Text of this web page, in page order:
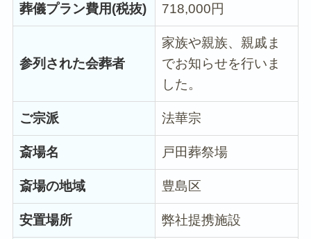
葬儀プラン費用(税抜) 718,000円︎
参列された会葬者
家族や親族、親戚ま
でお知らせを行いま
した。
ご宗派 法華宗
斎場名 戸田葬祭場
斎場の地域 豊島区
安置場所 弊社提携施設